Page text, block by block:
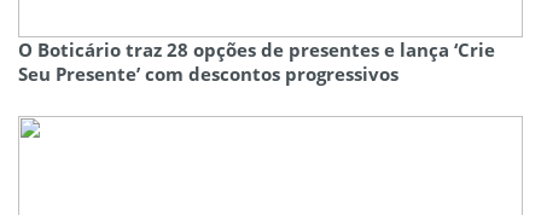
O Boticário traz 28 opções de presentes e lança ‘Crie
Seu Presente’ com descontos progressivos